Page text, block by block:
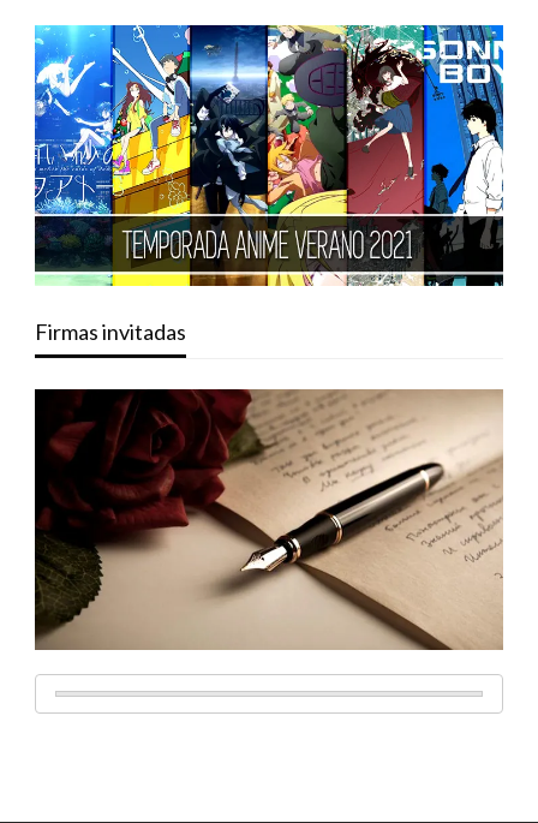
Firmas invitadas